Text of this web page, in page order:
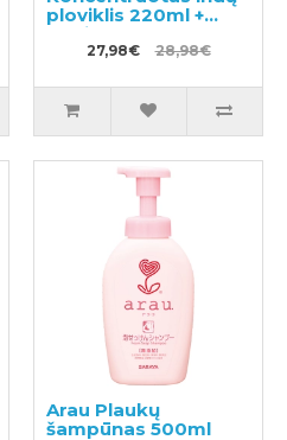
ploviklis 220ml +
papildymas 880ml
27,98€ 28,98€
Arau Plaukų
šampūnas 500ml